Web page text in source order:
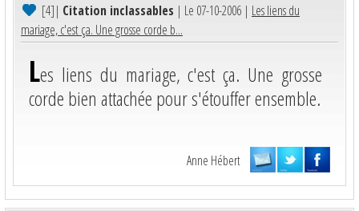
[4]| Citation inclassables | Le 07-10-2006 | Les liens du
mariage, c'est ça. Une grosse corde b...
Les liens du mariage, c'est ça. Une grosse
corde bien attachée pour s'étouffer ensemble.
Anne Hébert